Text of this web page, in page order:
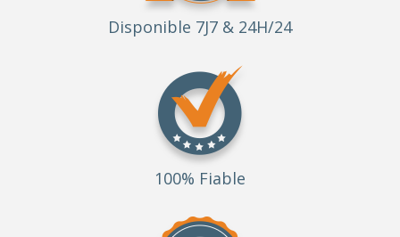
Disponible 7J7 & 24H/24
100% Fiable